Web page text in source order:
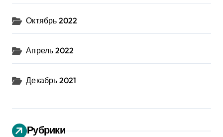
Октябрь 2022
Апрель 2022
Декабрь 2021
Рубрики